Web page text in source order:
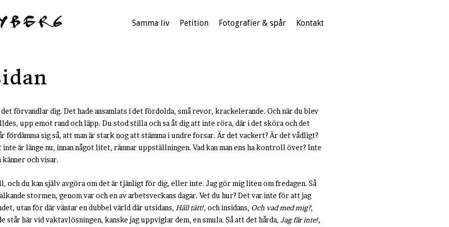
Samma liv Petition Fotografier & spår Kontakt
förvandlar dig. Det hade ansamlats i det fördolda, små revor, krackelerande. Och när du blev
upp emot rand och läpp. Du stod stilla och sa åt dig att inte röra, där i det sköra och det
fördämma sig så, att man är stark nog att stämma i undre forsar. Är det vackert? Är det vådligt?
är länge nu, innan något litet, rämnar uppställningen. Vad kan man ens ha kontroll över? Inte
känner och visar.
och du kan själv avgöra om det är tjänligt för dig, eller inte. Jag gör mig liten om fredagen. Så
stormen, genom var och en av arbetsveckans dagar. Vet du hur? Det var inte för att jag
utan för där väntar en dubbel värld där utsidans, Håll tätt!, och insidans, Och vad med mig?,
står här vid vaktavlösningen, kanske jag uppviglar dem, en smula. Så att det hårda, Jag får inte!,